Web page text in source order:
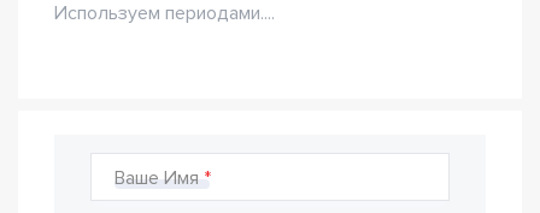
Используем периодами....
Ваше Имя